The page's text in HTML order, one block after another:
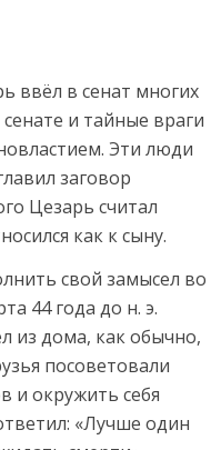
ввёл в сенат многих
и тайные враги
Эти люди
заговор
Цезарь считал
как к сыну.
свой замысел во
44 года до н. э.
из дома, как обычно,
посоветовали
и окружить себя
«Лучше один